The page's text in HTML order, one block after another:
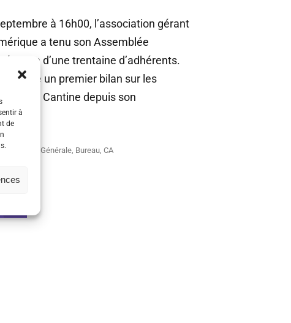
à
de
à 16h00, l’association gérant
a tenu son Assemblée
d’une trentaine d’adhérents.
de faire un premier bilan sur les
de la Cantine depuis son
Générale, Bureau, CA
sur...